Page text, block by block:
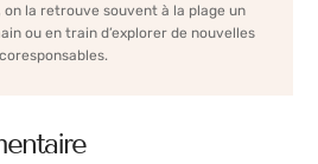
on la retrouve souvent à la plage un
ou en train d’explorer de nouvelles